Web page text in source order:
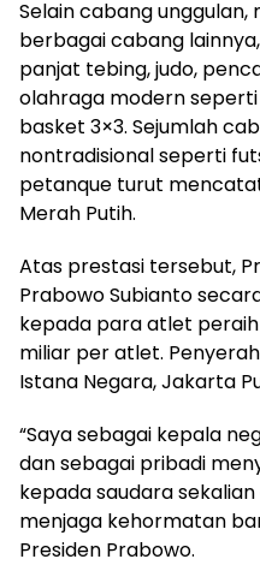
Selain cabang unggulan,
berbagai cabang
panjat tebing, judo,
olahraga modern
basket 3×3. Sejumlah
nontradisional seperti
petanque turut
Merah Putih.
Atas prestasi tersebut,
Prabowo Subianto
kepada para atlet peraih
miliar per atlet.
Istana Negara, Jakarta
“Saya sebagai kepala
dan sebagai pribadi
kepada saudara
menjaga kehormatan
Presiden Prabowo.